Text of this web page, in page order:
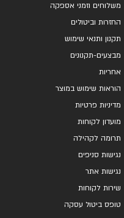
משלוחים וזמני אספקה
החזרות וביטולים
תקנון ותנאי שימוש
מבצעים-תקנונים
אחריות
הוראות שימוש במוצר
מדיניות פרטיות
מועדון לקוחות
תרומה לקהילה
נגישות סניפים
נגישות אתר
שירות לקוחות
טופס ביטול עסקה